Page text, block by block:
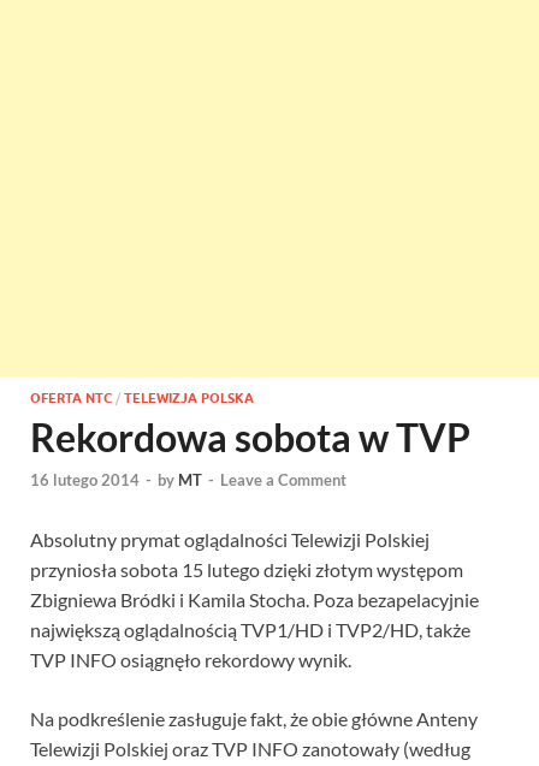
OFERTA NTC / TELEWIZJA POLSKA
Rekordowa sobota w TVP
16 lutego 2014 - by MT - Leave a Comment
Absolutny prymat oglądalności Telewizji Polskiej
przyniosła sobota 15 lutego dzięki złotym występom
Zbigniewa Bródki i Kamila Stocha. Poza bezapelacyjnie
największą oglądalnością TVP1/HD i TVP2/HD, także
TVP INFO osiągnęło rekordowy wynik.
Na podkreślenie zasługuje fakt, że obie główne Anteny
Telewizji Polskiej oraz TVP INFO zanotowały (według